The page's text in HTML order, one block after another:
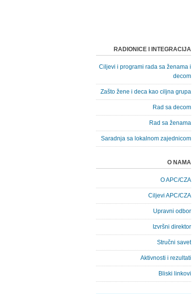
RADIONICE I INTEGRACIJA
Ciljevi i programi rada sa ženama i
decom
Zašto žene i deca kao ciljna grupa
Rad sa decom
Rad sa ženama
Saradnja sa lokalnom zajednicom
O NAMA
O APC/CZA
Ciljevi APC/CZA
Upravni odbor
Izvršni direktor
Stručni savet
Aktivnosti i rezultati
Bliski linkovi